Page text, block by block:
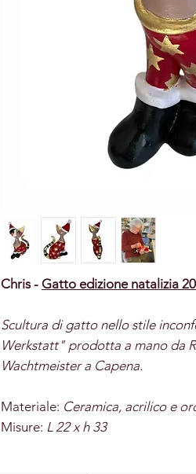
Chris - Gatto edizione natalizia
Scultura di gatto nello stile
Werkstatt" prodotta a mano da
Wachtmeister a Capena.
Materiale: Ceramica, acrilico e
Misure: L 22 x h 33